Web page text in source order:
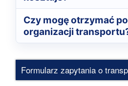
Czy mogę otrzymać
organizacji
Formularz zapytania o